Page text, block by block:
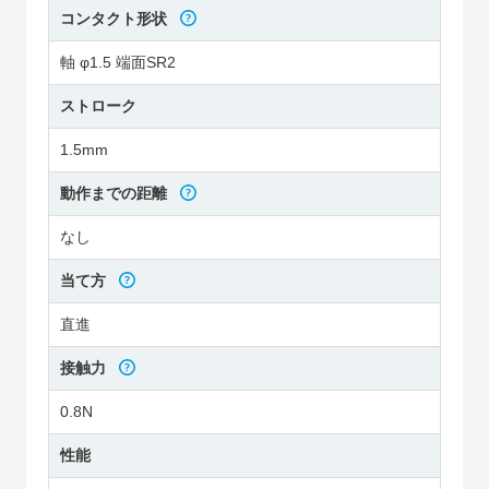
コンタクト形状
軸 φ1.5 端面SR2
ストローク
1.5mm
動作までの距離
なし
当て方
直進
接触力
0.8N
性能